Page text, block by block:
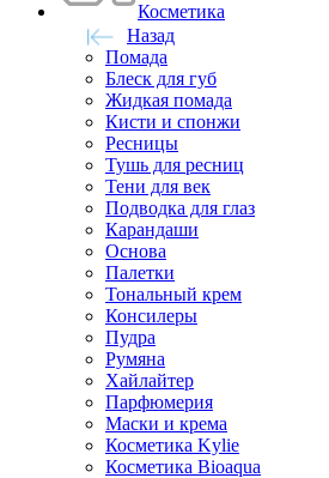
Косметика
Назад
Помада
Блеск для губ
Жидкая помада
Кисти и спонжи
Ресницы
Тушь для ресниц
Тени для век
Подводка для глаз
Карандаши
Основа
Палетки
Тональный крем
Консилеры
Пудра
Румяна
Хайлайтер
Парфюмерия
Маски и крема
Косметика Kylie
Косметика Bioaqua